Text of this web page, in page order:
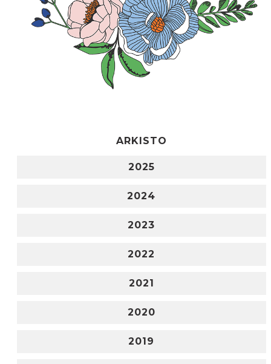
ARKISTO
2025
2024
2023
2022
2021
2020
2019